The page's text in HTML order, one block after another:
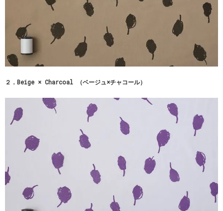
２．Beige × Charcoal （ベージュ×チャコール）